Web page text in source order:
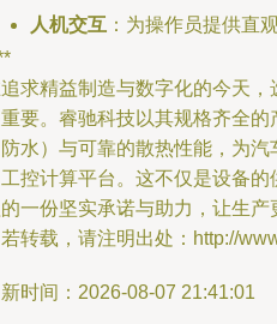
人机交互 ：为操作员提供直
求精益制造与数字化的今天
要。睿驰科技以其规格齐全
水）与可靠的散热性能，为
控计算平台。这不仅是设备
一份坚实承诺与助力，让生产
转载，请注明出处：http://
时间：2026-08-07 21:41:01